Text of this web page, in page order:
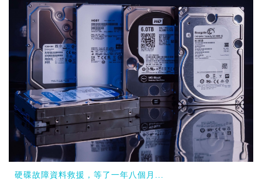
硬碟故障資料救援，等了一年八個月...